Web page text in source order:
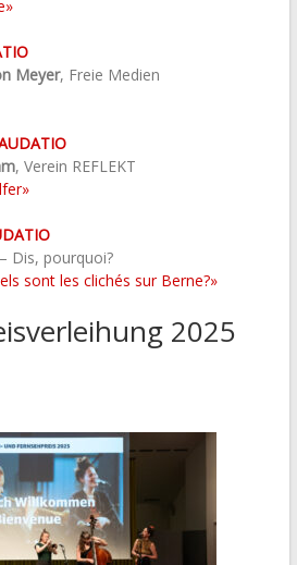
Meyer, Freie Medien
, Verein REFLEKT
Dis, pourquoi?
sont les clichés sur Berne?»
2025